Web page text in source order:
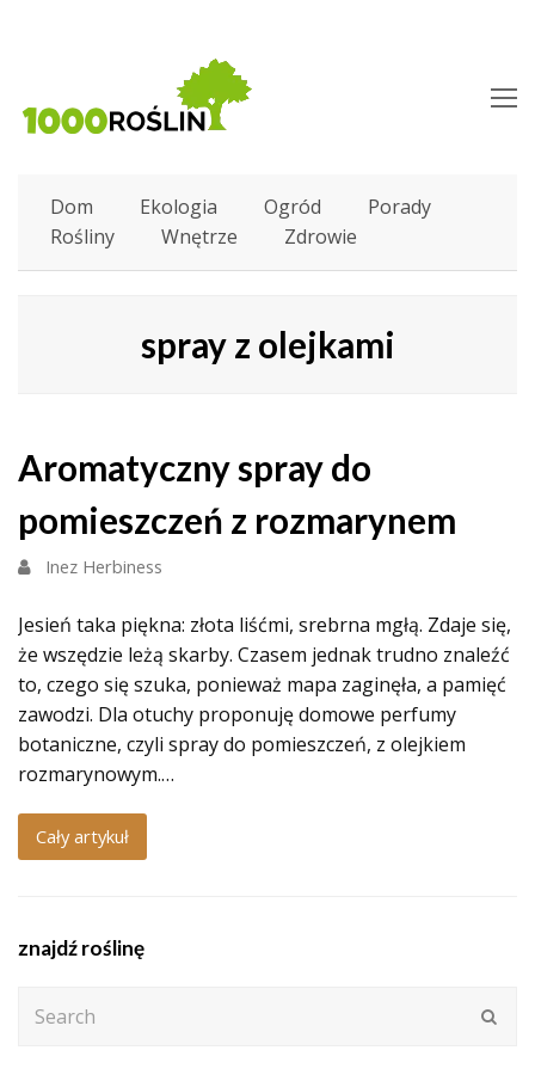
Dom Ekologia Ogród
Porady
Rośliny
Wnętrze Zdrowie
spray z olejkami
Aromatyczny spray do
pomieszczeń z rozmarynem
Inez Herbiness
Jesień taka piękna: złota liśćmi, srebrna mgłą. Zdaje się,
że wszędzie leżą skarby. Czasem jednak trudno znaleźć
to, czego się szuka, ponieważ mapa zaginęła, a pamięć
zawodzi. Dla otuchy proponuję domowe perfumy
botaniczne, czyli spray do pomieszczeń, z olejkiem
rozmarynowym.…
Cały artykuł
znajdź roślinę